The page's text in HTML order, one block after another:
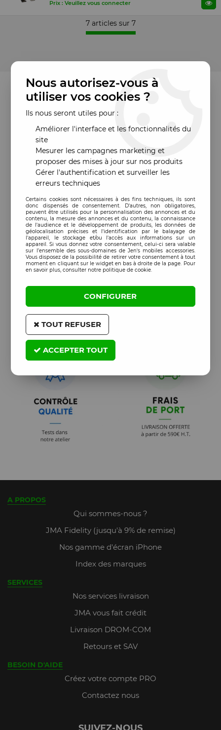
Prix : Veuillez vous connecter
7 articles sur 7
A PROPOS
Qui sommes-nous ?
JMA Fidelity (jusqu'à 9% de remise)
Nos gamme d'écran iPhone
Index des marques
SERVICES
Nos services livraison
JMA vous fait crédit
Livraison DROM-COM
Retours et SAV
BESOIN D'AIDE
Créez votre compte PRO
Contactez nous
Nous autorisez-vous à
utiliser vos cookies ?
Ils nous seront utiles pour :
Améliorer l'interface et les fonctionnalités du
site
Mesurer les campagnes marketing et
proposer des mises à jour sur nos produits
Gérer l'authentification et surveiller les
erreurs techniques
Certains cookies sont nécessaires à des fins techniques, ils sont
donc dispensés de consentement. D'autres, non obligatoires,
peuvent être utilisés pour la personnalisation des annonces et du
contenu, la mesure des annonces et du contenu, la connaissance
de l'audience et le développement de produits, les données de
géolocalisation précises et l'identification par le balayage de
l'appareil, le stockage et/ou l'accès aux informations sur un
appareil. Si vous donnez votre consentement, celui-ci sera valable
sur l’ensemble des sous-domaines de Jen's mobiles accessories.
Vous disposez de la possibilité de retirer votre consentement à tout
moment en cliquant sur le widget en bas à droite de la page. Pour
en savoir plus, consulter notre politique de cookie.
CONFIGURER
TOUT REFUSER
ACCEPTER TOUT